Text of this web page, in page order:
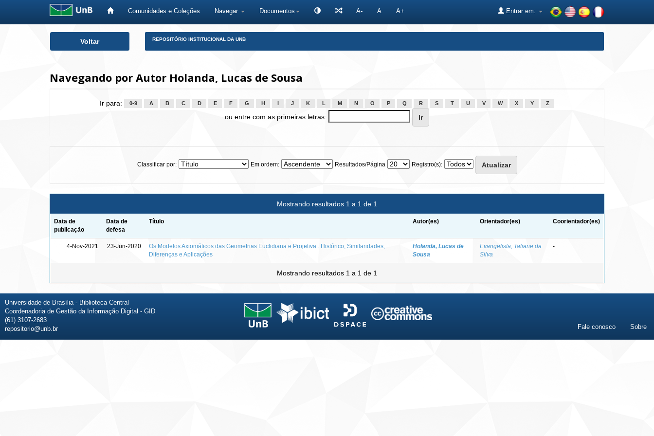
Comunidades e Coleções Navegar Documentos A- A A+ Entrar em:
Voltar REPOSITÓRIO INSTITUCIONAL DA UNB
Navegando por Autor Holanda, Lucas de Sousa
Ir para: 0-9 A B C D E F G H J K L M N O P Q R S T U V W X Y Z
ou entre com as primeiras letras:
Classificar por: Em ordem: Resultados/Página Registro(s):
Mostrando resultados 1 a 1 de 1
Data de
publicação
Data de
defesa
Título Autor(es) Orientador(es) Coorientador(es)
4-Nov-2021 23-Jun-2020
Os Modelos Axiomáticos das Geometrias Euclidiana e Projetiva : Histórico, Similaridades,
Diferenças e Aplicações
Holanda, Lucas de
Sousa
Evangelista, Tatiane da
Silva
-
Mostrando resultados 1 a 1 de 1
Universidade de Brasília - Biblioteca Central
Coordenadoria de Gestão da Informação Digital - GID
(61) 3107-2683
repositorio@unb.br
Fale conosco Sobre